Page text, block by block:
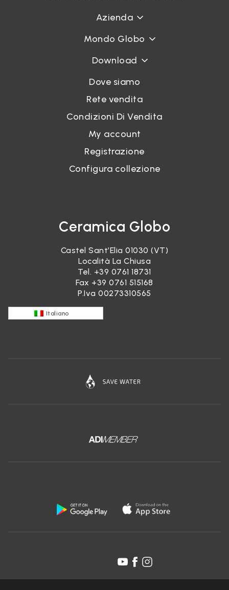
Azienda
Mondo Globo
Download
Dove siamo
Rete vendita
Condizioni Di Vendita
My account
Registrazione
Configura collezione
Ceramica Globo
Castel Sant’Elia 01030 (VT)
Località La Chiusa
Tel. +39 0761 18731
Fax +39 0761 515168
P.Iva 00273310565
Italiano